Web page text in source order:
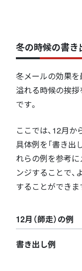
冬の時候の書き
冬メールの効果を
溢れる時候の挨
です。
ここでは、12月
具体例を「書き出
れらの例を参考
ンジすることで
することができま
12月（師走）の例
書き出し例